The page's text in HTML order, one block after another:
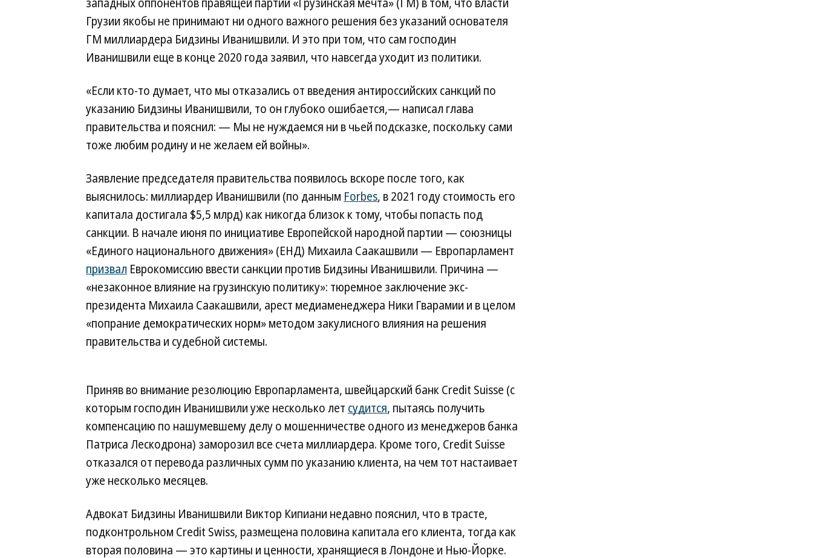
Грузии якобы не принимают ни одного важного решения без указаний основателя
ГМ миллиардера Бидзины Иванишвили. И это при том, что сам господин
Иванишвили еще в конце 2020 года заявил, что навсегда уходит из политики.
«Если кто-то думает, что мы отказались от введения антироссийских санкций по
указанию Бидзины Иванишвили, то он глубоко ошибается,— написал глава
правительства и пояснил: — Мы не нуждаемся ни в чьей подсказке, поскольку сами
тоже любим родину и не желаем ей войны».
Заявление председателя правительства появилось вскоре после того, как
выяснилось: миллиардер Иванишвили (по данным Forbes, в 2021 году стоимость его
капитала достигала $5,5 млрд) как никогда близок к тому, чтобы попасть под
санкции. В начале июня по инициативе Европейской народной партии — союзницы
«Единого национального движения» (ЕНД) Михаила Саакашвили — Европарламент
призвал Еврокомиссию ввести санкции против Бидзины Иванишвили. Причина —
«незаконное влияние на грузинскую политику»: тюремное заключение экс-
президента Михаила Саакашвили, арест медиаменеджера Ники Гварамии и в целом
«попрание демократических норм» методом закулисного влияния на решения
правительства и судебной системы.
Приняв во внимание резолюцию Европарламента, швейцарский банк Credit Suisse (с
которым господин Иванишвили уже несколько лет судится, пытаясь получить
компенсацию по нашумевшему делу о мошенничестве одного из менеджеров банка
Патриса Лескодрона) заморозил все счета миллиардера. Кроме того, Credit Suisse
отказался от перевода различных сумм по указанию клиента, на чем тот настаивает
уже несколько месяцев.
Адвокат Бидзины Иванишвили Виктор Кипиани недавно пояснил, что в трасте,
подконтрольном Credit Swiss, размещена половина капитала его клиента, тогда как
вторая половина — это картины и ценности, хранящиеся в Лондоне и Нью-Йорке.